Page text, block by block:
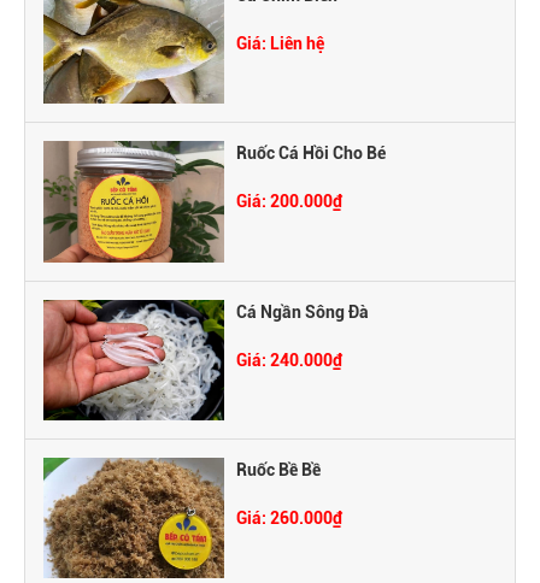
Giá: Liên hệ
Ruốc Cá Hồi Cho Bé
Giá: 200.000₫
Cá Ngần Sông Đà
Giá: 240.000₫
Ruốc Bề Bề
Giá: 260.000₫